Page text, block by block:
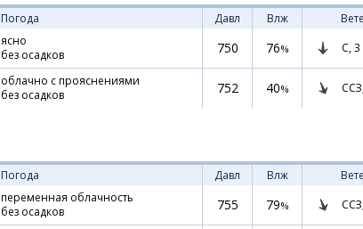
Погода Давл Влж
ясно
без осадков
750 76% С, 3
облачно с прояснениями
без осадков
752 40% ССЗ,
Погода Давл Влж
переменная облачность
без осадков
755 79% ССЗ,